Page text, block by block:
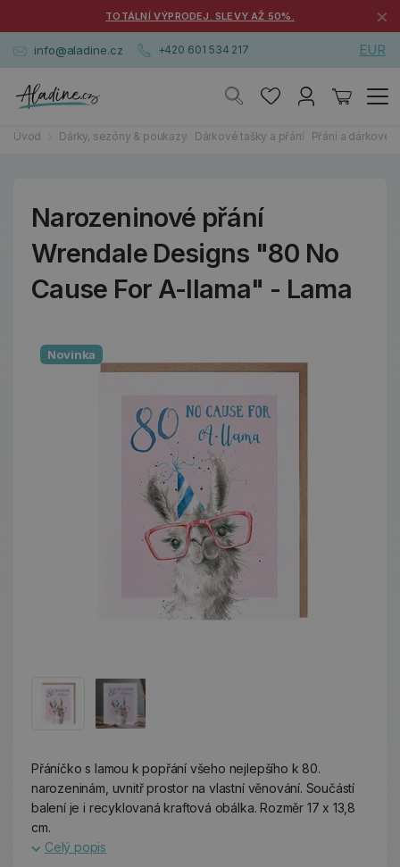
TOTÁLNÍ VÝPRODEJ. SLEVY AŽ 50%. ×
info@aladine.cz +420 601 534 217 EUR
Úvod Dárky, sezóny & poukazy Dárkové tašky a přání Přání a dárkové
Narozeninové přání
Wrendale Designs "80 No
Cause For A-llama" - Lama
Novinka
Přáníčko s lamou k popřání všeho nejlepšího k 80.
narozeninám, uvnitř prostor na vlastní věnování. Součástí
balení je i recyklovaná kraftová obálka. Rozměr 17 x 13,8
cm.
Celý popis